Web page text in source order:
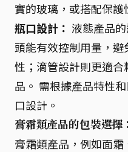
實的玻璃，或搭配保護
瓶口設計： 液態產品
頭能有效控制用量，
性；滴管設計則更適
品。 需根據產品特性
口設計。
膏霜類產品的包裝選擇：
膏霜類產品，例如面